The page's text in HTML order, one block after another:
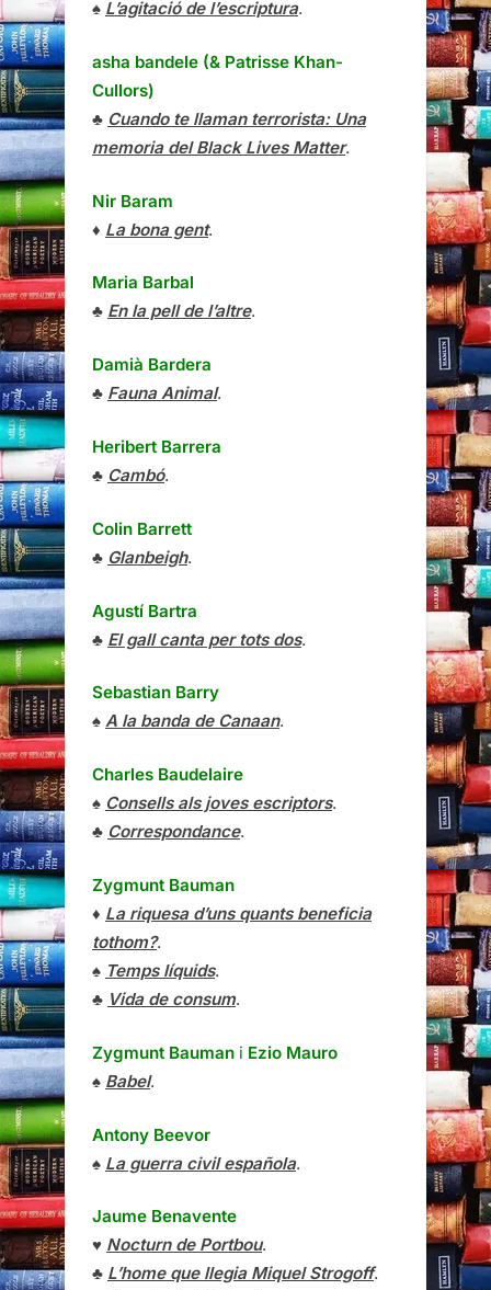
♠ L’agitació de l’escriptura.
asha bandele (& Patrisse Khan-
Cullors)
♣ Cuando te llaman terrorista: Una
memoria del Black Lives Matter.
Nir Baram
♦ La bona gent.
Maria Barbal
♣ En la pell de l’altre.
Damià Bardera
♣ Fauna Animal.
Heribert Barrera
♣ Cambó.
Colin Barrett
♣ Glanbeigh.
Agustí Bartra
♣ El gall canta per tots dos.
Sebastian Barry
♠ A la banda de Canaan.
Charles Baudelaire
♠ Consells als joves escriptors.
♣ Correspondance.
Zygmunt Bauman
♦ La riquesa d’uns quants beneficia
tothom?.
♠ Temps líquids.
♣ Vida de consum.
Zygmunt Bauman i Ezio Mauro
♠ Babel.
Antony Beevor
♠ La guerra civil española.
Jaume Benavente
♥ Nocturn de Portbou.
♣ L’home que llegia Miquel Strogoff.